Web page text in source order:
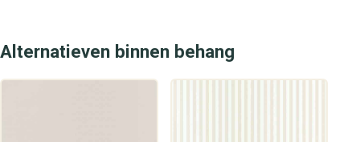
Alternatieven binnen behang